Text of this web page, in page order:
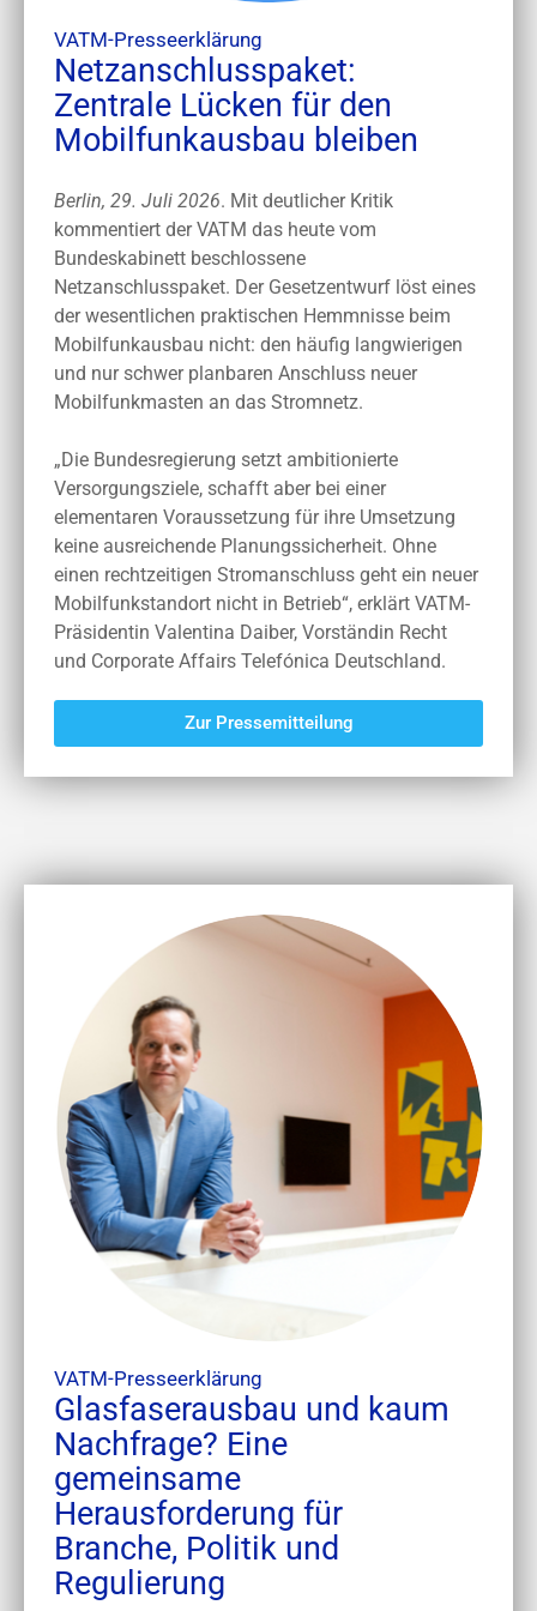
VATM-Presseerklärung
Netzanschlusspaket:
Zentrale Lücken für den
Mobilfunkausbau bleiben
Berlin, 29. Juli 2026. Mit deutlicher Kritik
kommentiert der VATM das heute vom
Bundeskabinett beschlossene
Netzanschlusspaket. Der Gesetzentwurf löst eines
der wesentlichen praktischen Hemmnisse beim
Mobilfunkausbau nicht: den häufig langwierigen
und nur schwer planbaren Anschluss neuer
Mobilfunkmasten an das Stromnetz.
„Die Bundesregierung setzt ambitionierte
Versorgungsziele, schafft aber bei einer
elementaren Voraussetzung für ihre Umsetzung
keine ausreichende Planungssicherheit. Ohne
einen rechtzeitigen Stromanschluss geht ein neuer
Mobilfunkstandort nicht in Betrieb“, erklärt VATM-
Präsidentin Valentina Daiber, Vorständin Recht
und Corporate Affairs Telefónica Deutschland.
Zur Pressemitteilung
VATM-Presseerklärung
Glasfaserausbau und kaum
Nachfrage? Eine
gemeinsame
Herausforderung für
Branche, Politik und
Regulierung